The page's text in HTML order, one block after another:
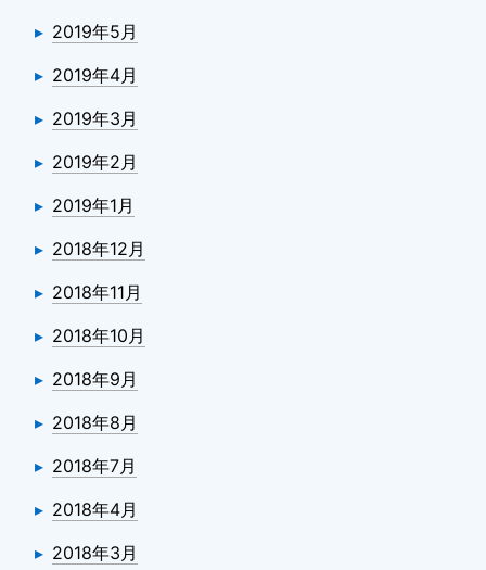
2019年5月
2019年4月
2019年3月
2019年2月
2019年1月
2018年12月
2018年11月
2018年10月
2018年9月
2018年8月
2018年7月
2018年4月
2018年3月